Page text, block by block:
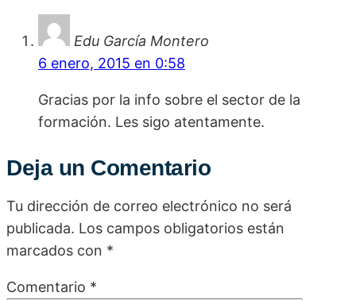
Edu García Montero
6 enero, 2015 en 0:58
Gracias por la info sobre el sector de la
formación. Les sigo atentamente.
Deja un Comentario
Tu dirección de correo electrónico no será
publicada. Los campos obligatorios están
marcados con *
Comentario *